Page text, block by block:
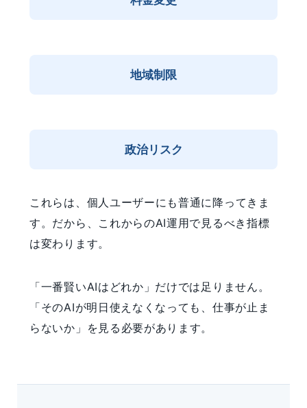
地域制限
政治リスク
これらは、個人ユーザーにも普通に降ってきま
す。だから、これからのAI運用で見るべき指標
は変わります。
「一番賢いAIはどれか」だけでは足りません。
「そのAIが明日使えなくなっても、仕事が止ま
らないか」を見る必要があります。